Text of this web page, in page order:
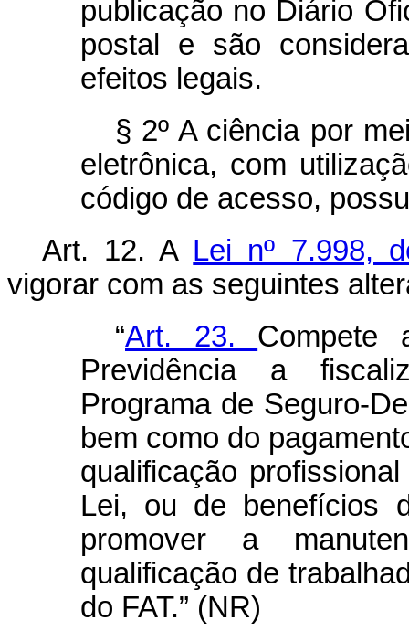
publicação no Diário
postal e são
efeitos legais.
§ 2º A ciência por
eletrônica, com
código de acesso,
Art. 12. A Lei nº 7.998,
vigorar com as seguintes
“Art. 23. Compete
Previdência a
Programa de Seguro-
bem como do
qualificação
Lei, ou de benefícios
promover a
qualificação de
do FAT.” (NR)